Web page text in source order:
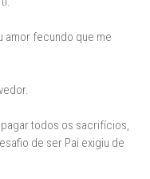
amor fecundo que me
todos os sacrifícios,
de ser Pai exigiu de